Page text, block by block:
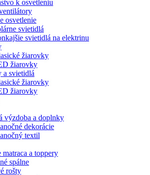
k osvetleniu
osvetlenie
svietidlá
svietidlá na elektrinu
žiarovky
žiarovky
a svietidlá
žiarovky
žiarovky
výzdoba a doplnky
dekorácie
textil
matraca a toppery
spálne
rošty